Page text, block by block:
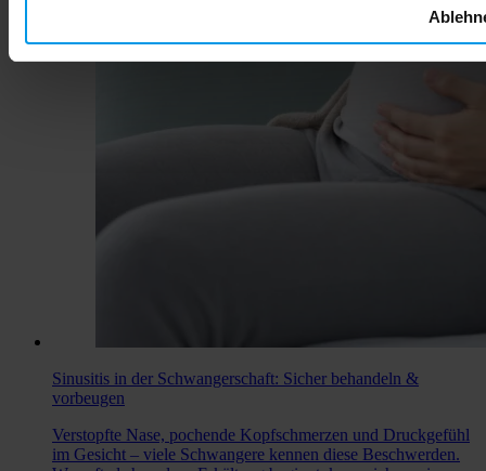
Sinusitis in der Schwangerschaft: Sicher behandeln &
vorbeugen
Verstopfte Nase, pochende Kopfschmerzen und Druckgefühl
im Gesicht – viele Schwangere kennen diese Beschwerden.